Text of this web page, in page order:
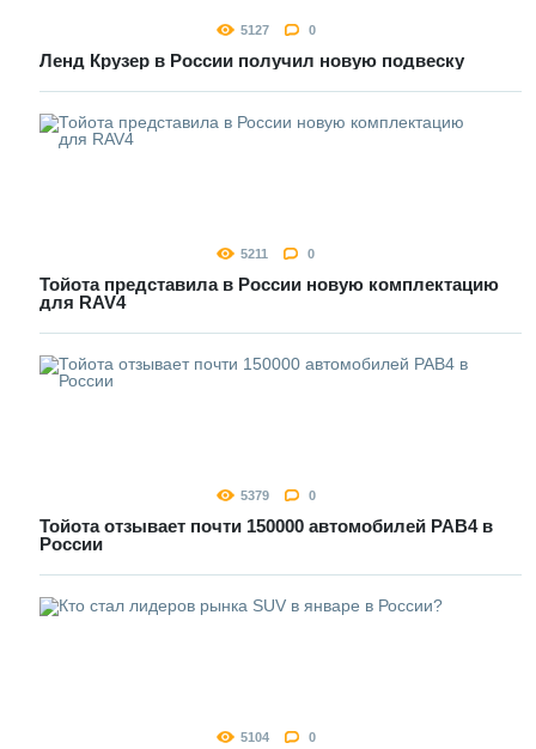
5127 0
Ленд Крузер в России получил новую подвеску
5211 0
Тойота представила в России новую комплектацию
для RAV4
5379 0
Тойота отзывает почти 150000 автомобилей РАВ4 в
России
5104 0